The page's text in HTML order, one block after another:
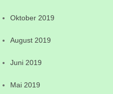
Oktober 2019
August 2019
Juni 2019
Mai 2019